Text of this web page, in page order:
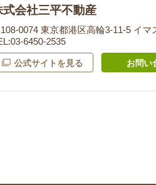
式会社三平不動産
0074 東京都港区高輪3-11-5 イマ
6450-2535
公式サイトを見る お問い